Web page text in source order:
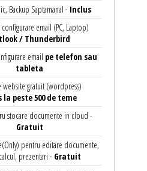
Backup Saptamanal -Inclus
configurare email (PC, Laptop)
/ Thunderbird
email pe telefon sau
tableta
website gratuit (wordpress)
la peste 500 de teme
stocare documente in cloud -
Gratuit
pentru editare documente,
prezentari - Gratuit